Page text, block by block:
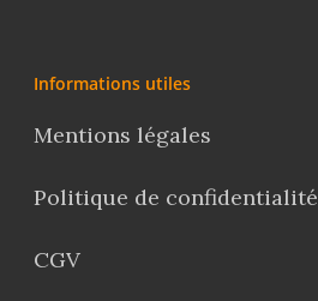
Informations utiles
Mentions légales
Politique de confidentialité
CGV